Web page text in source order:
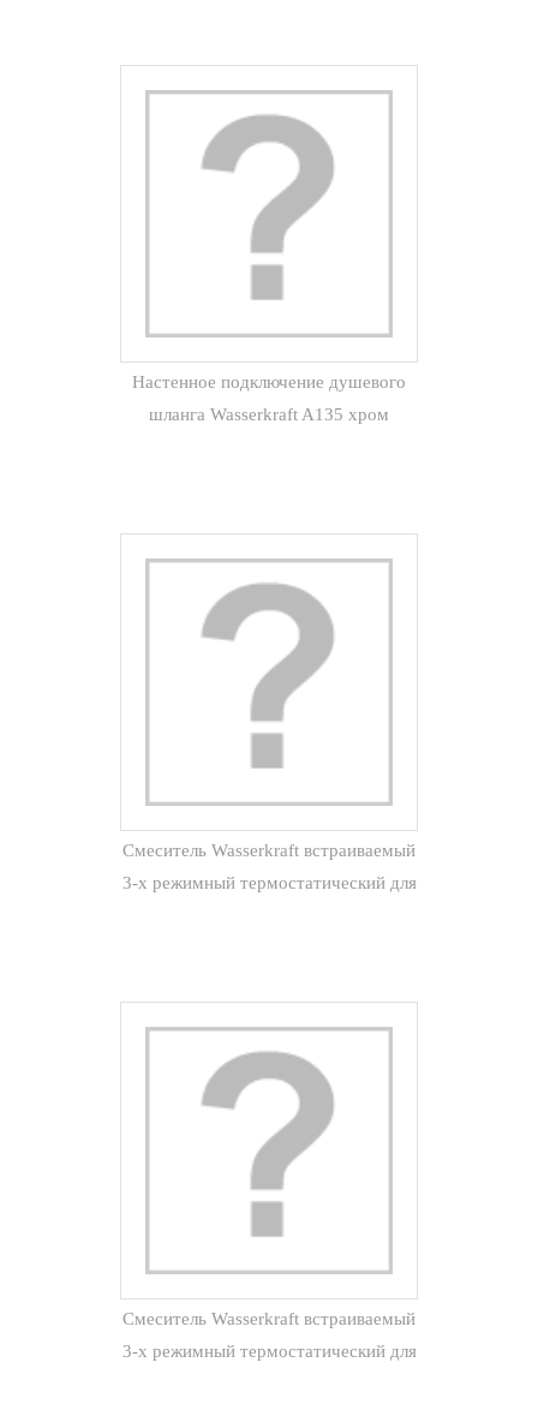
Настенное подключение душевого
шланга Wasserkraft A135 хром
Смеситель Wasserkraft встраиваемый
3-х режимный термостатический для
Смеситель Wasserkraft встраиваемый
3-х режимный термостатический для